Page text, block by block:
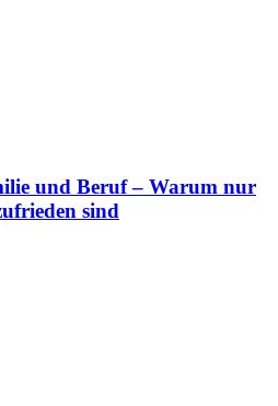
und Beruf – Warum nur
sind